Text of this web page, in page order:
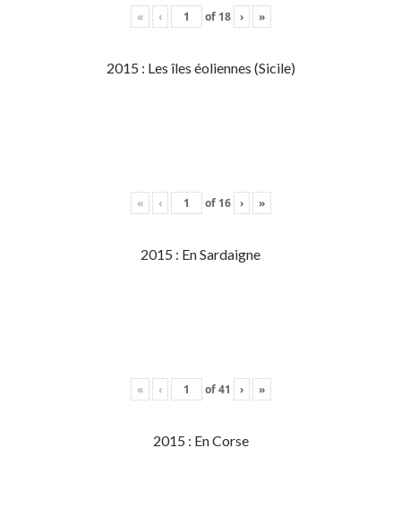
« ‹ of 18 › »
2015 : Les îles éoliennes (Sicile)
« ‹ of 16 › »
2015 : En Sardaigne
« ‹ of41 › »
2015 : En Corse